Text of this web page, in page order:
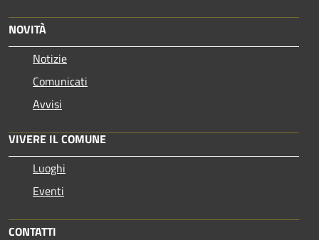
NOVITÀ
Notizie
Comunicati
Avvisi
VIVERE IL COMUNE
Luoghi
Eventi
CONTATTI